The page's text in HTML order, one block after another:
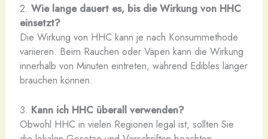
2. Wie lange dauert es, bis die Wirkung von HHC
einsetzt?
Die Wirkung von HHC kann je nach Konsummethode
variieren. Beim Rauchen oder Vapen kann die Wirkung
innerhalb von Minuten eintreten, während Edibles länger
brauchen können.
3. Kann ich HHC überall verwenden?
Obwohl HHC in vielen Regionen legal ist, sollten Sie